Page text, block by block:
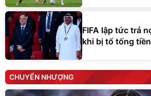
FIFA lập tức trả
khi bị tố tống tiền
CHUYỂN NHƯỢNG